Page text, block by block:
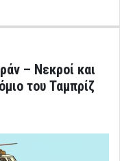
– Νεκροί και
του Ταμπρίζ